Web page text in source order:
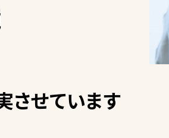
させています